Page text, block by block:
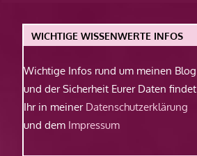
WICHTIGE WISSENWERTE INFOS
Wichtige Infos rund um meinen Blog
und der Sicherheit Eurer Daten findet
Ihr in meiner Datenschutzerklärung
und dem Impressum